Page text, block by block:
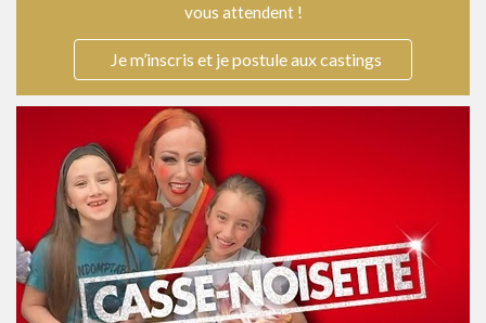
vous attendent !
Je m’inscris et je postule aux castings